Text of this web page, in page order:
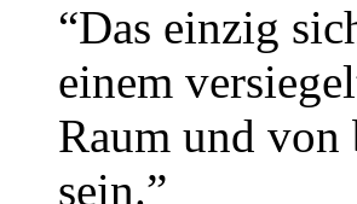
“Das einzig
einem
Raum und von
sein.”